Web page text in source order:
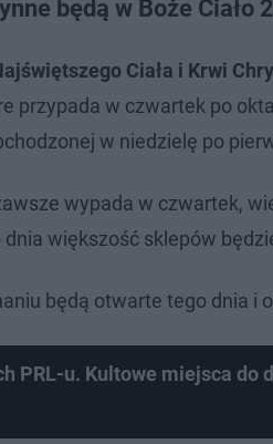
będą w Boże Ciało
Ciała i Krwi
przypada w czwartek po
w niedzielę po
wypada w czwartek,
większość sklepów
będą otwarte tego dnia i
PRL-u. Kultowe miejsca do